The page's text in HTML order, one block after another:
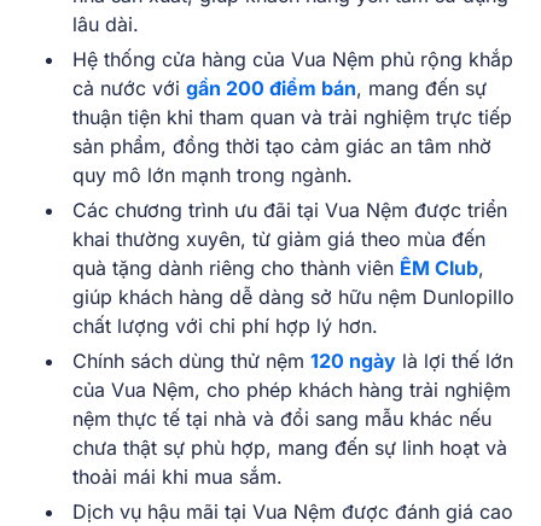
lâu dài.
Hệ thống cửa hàng của Vua Nệm phủ rộng khắp
cả nước với gần 200 điểm bán, mang đến sự
thuận tiện khi tham quan và trải nghiệm trực tiếp
sản phẩm, đồng thời tạo cảm giác an tâm nhờ
quy mô lớn mạnh trong ngành.
Các chương trình ưu đãi tại Vua Nệm được triển
khai thường xuyên, từ giảm giá theo mùa đến
quà tặng dành riêng cho thành viên ÊM Club,
giúp khách hàng dễ dàng sở hữu nệm Dunlopillo
chất lượng với chi phí hợp lý hơn.
Chính sách dùng thử nệm 120 ngày là lợi thế lớn
của Vua Nệm, cho phép khách hàng trải nghiệm
nệm thực tế tại nhà và đổi sang mẫu khác nếu
chưa thật sự phù hợp, mang đến sự linh hoạt và
thoải mái khi mua sắm.
Dịch vụ hậu mãi tại Vua Nệm được đánh giá cao